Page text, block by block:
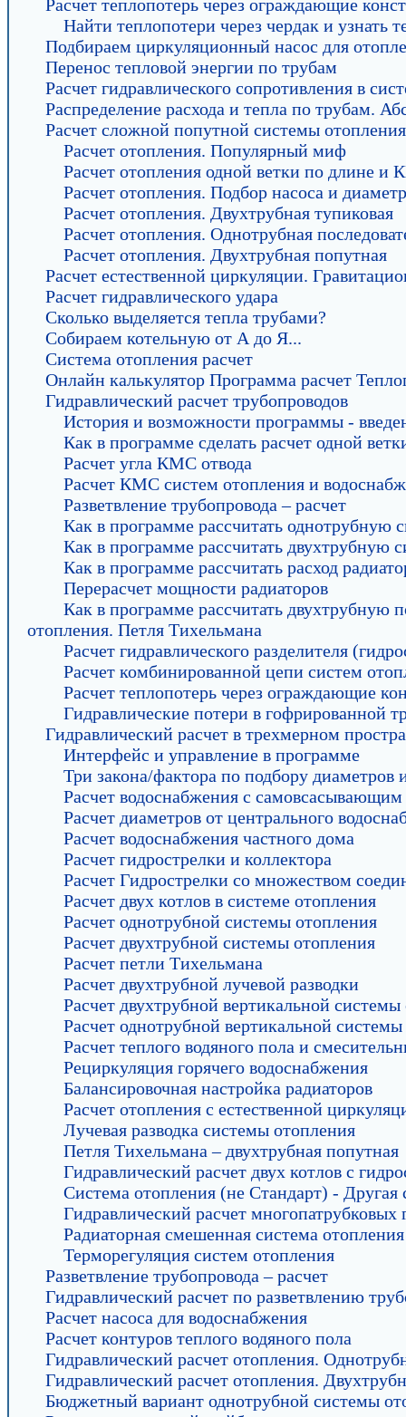
Расчет теплопотерь через ограждающие
Найти теплопотери через чердак и узнать
Подбираем циркуляционный насос для
Перенос тепловой энергии по трубам
Расчет гидравлического сопротивления в
Распределение расхода и тепла по трубам.
Расчет сложной попутной системы отопления
Расчет отопления. Популярный миф
Расчет отопления одной ветки по длине и
Расчет отопления. Подбор насоса и
Расчет отопления. Двухтрубная тупиковая
Расчет отопления. Однотрубная
Расчет отопления. Двухтрубная попутная
Расчет естественной циркуляции.
Расчет гидравлического удара
Сколько выделяется тепла трубами?
Собираем котельную от А до Я...
Система отопления расчет
Онлайн калькулятор Программа расчет
Гидравлический расчет трубопроводов
История и возможности программы -
Как в программе сделать расчет одной
Расчет угла КМС отвода
Расчет КМС систем отопления и
Разветвление трубопровода – расчет
Как в программе рассчитать однотрубную
Как в программе рассчитать двухтрубную
Как в программе рассчитать расход
Перерасчет мощности радиаторов
Как в программе рассчитать двухтрубную
отопления. Петля Тихельмана
Расчет гидравлического разделителя
Расчет комбинированной цепи систем
Расчет теплопотерь через ограждающие
Гидравлические потери в гофрированной
Гидравлический расчет в трехмерном
Интерфейс и управление в программе
Три закона/фактора по подбору диаметров
Расчет водоснабжения с
Расчет диаметров от центрального
Расчет водоснабжения частного дома
Расчет гидрострелки и коллектора
Расчет Гидрострелки со множеством
Расчет двух котлов в системе отопления
Расчет однотрубной системы отопления
Расчет двухтрубной системы отопления
Расчет петли Тихельмана
Расчет двухтрубной лучевой разводки
Расчет двухтрубной вертикальной
Расчет однотрубной вертикальной
Расчет теплого водяного пола и
Рециркуляция горячего водоснабжения
Балансировочная настройка радиаторов
Расчет отопления с естественной
Лучевая разводка системы отопления
Петля Тихельмана – двухтрубная попутная
Гидравлический расчет двух котлов с
Система отопления (не Стандарт) - Другая
Гидравлический расчет многопатрубковых
Радиаторная смешенная система
Терморегуляция систем отопления
Разветвление трубопровода – расчет
Гидравлический расчет по разветвлению
Расчет насоса для водоснабжения
Расчет контуров теплого водяного пола
Гидравлический расчет отопления.
Гидравлический расчет отопления.
Бюджетный вариант однотрубной системы